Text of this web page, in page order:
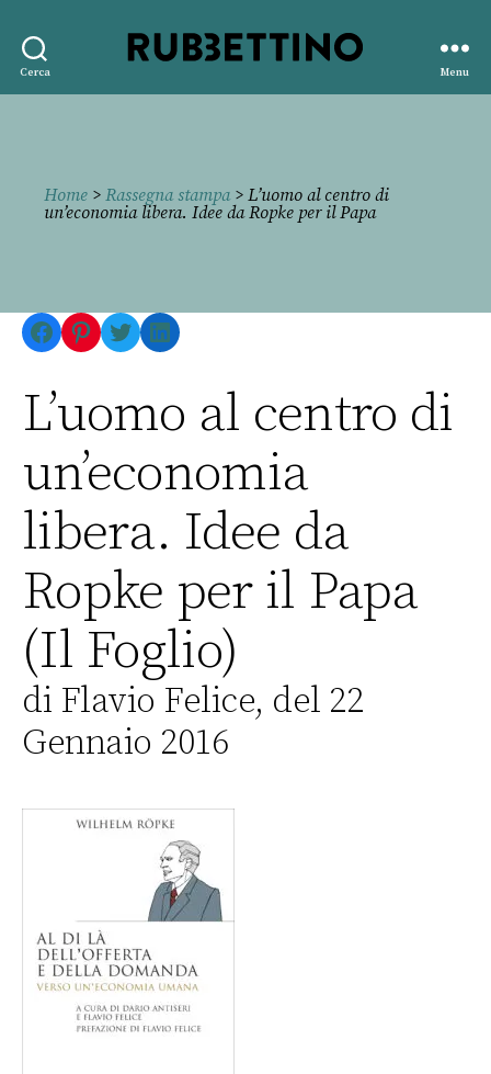
Cerca
editore
Menu
Home > Rassegna stampa> L’uomo al centro di
un’economia libera. Idee da Ropke per il Papa
Facebook
Pinterest
TwitterLinkedIn
L’uomo al centro di
un’economia
libera. Idee da
Ropke per il Papa
(Il Foglio)
di Flavio Felice, del 22
Gennaio 2016